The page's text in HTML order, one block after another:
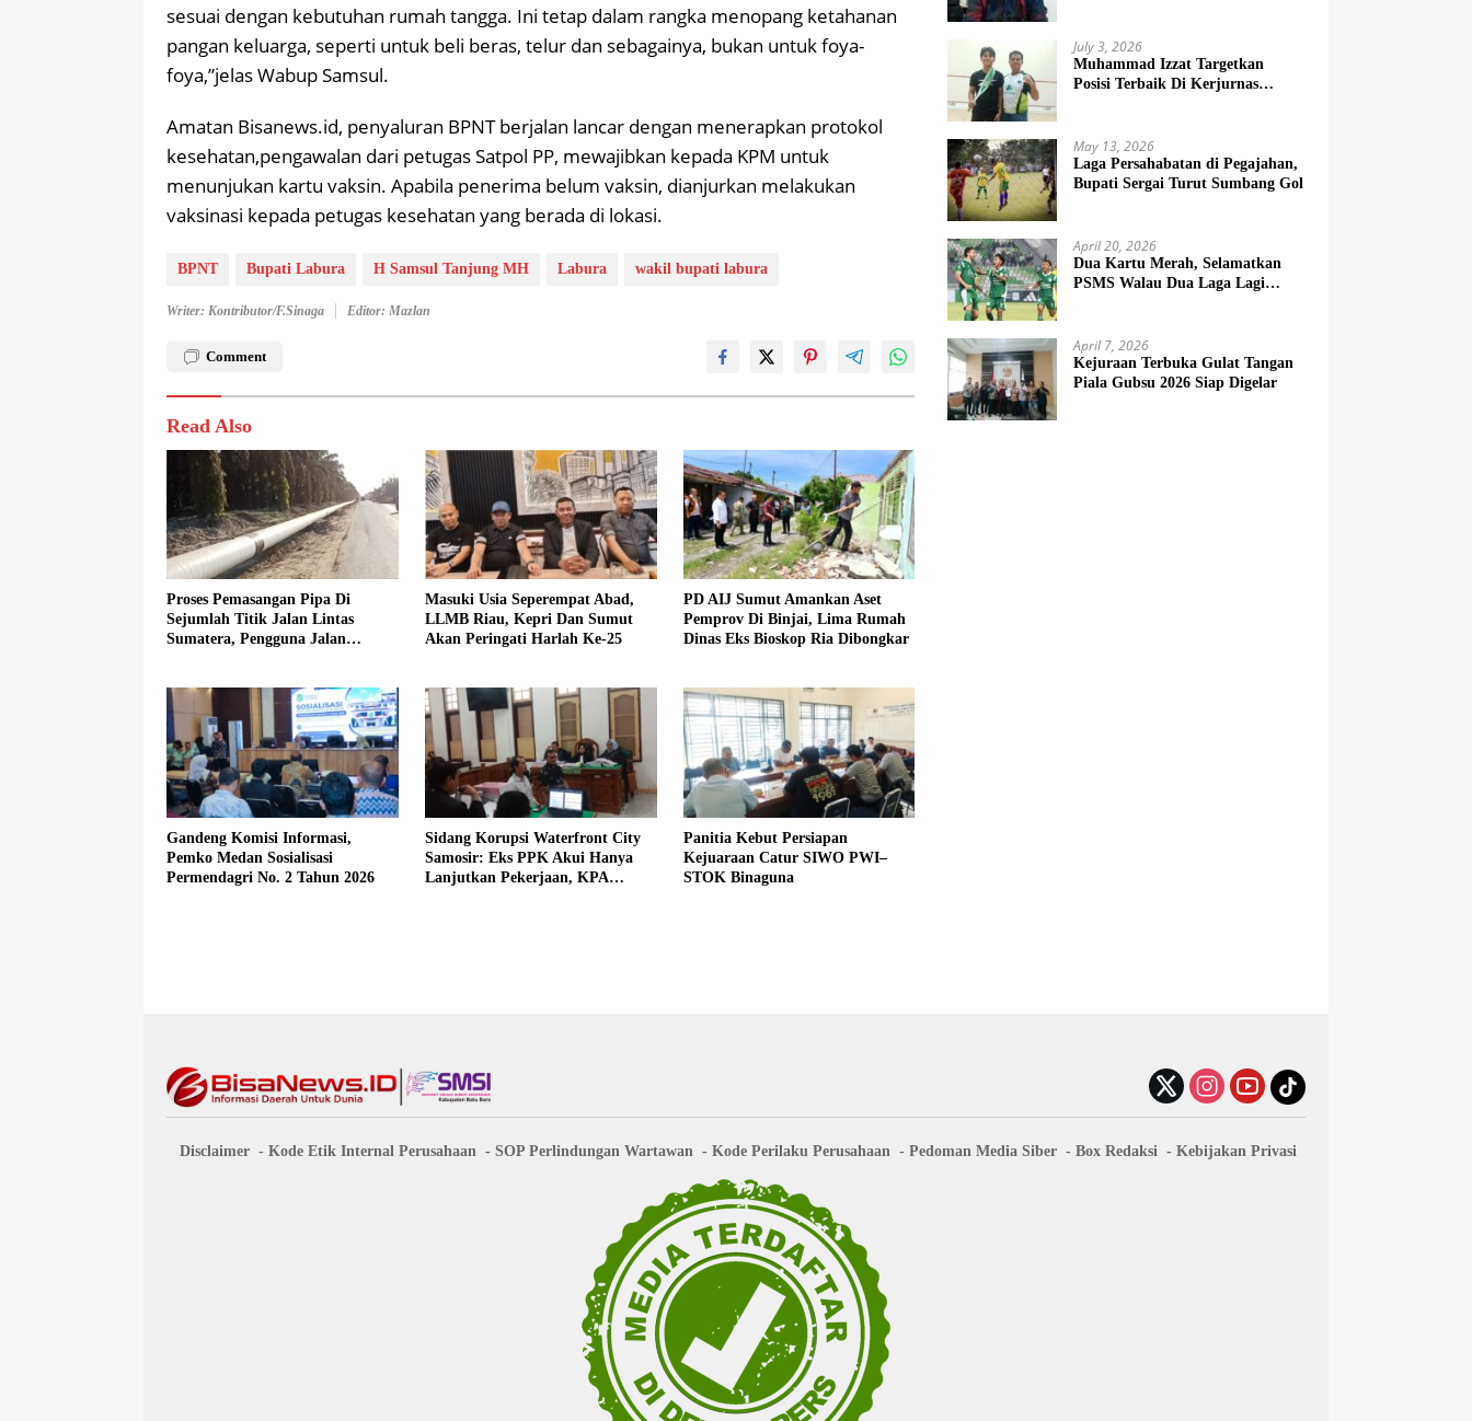
sesuai dengan kebutuhan rumah tangga. Ini tetap dalam rangka menopang ketahanan
pangan keluarga, seperti untuk beli beras, telur dan sebagainya, bukan untuk foya-
foya,”jelas Wabup Samsul.
Amatan Bisanews.id, penyaluran BPNT berjalan lancar dengan menerapkan protokol
kesehatan,pengawalan dari petugas Satpol PP, mewajibkan kepada KPM untuk
menunjukan kartu vaksin. Apabila penerima belum vaksin, dianjurkan melakukan
vaksinasi kepada petugas kesehatan yang berada di lokasi.
BPNT Bupati Labura H Samsul Tanjung MH Labura wakil bupati labura
Writer: Kontributor/F.Sinaga Editor: Mazlan
Comment
Read Also
Proses Pemasangan Pipa Di
Sejumlah Titik Jalan Lintas
Sumatera, Pengguna Jalan
Masuki Usia Seperempat Abad,
LLMB Riau, Kepri Dan Sumut
Akan Peringati Harlah Ke-25
PD AIJ Sumut Amankan Aset
Pemprov Di Binjai, Lima Rumah
Dinas Eks Bioskop Ria Dibongkar
Gandeng Komisi Informasi,
Pemko Medan Sosialisasi
Permendagri No. 2 Tahun 2026
Sidang Korupsi Waterfront City
Samosir: Eks PPK Akui Hanya
Lanjutkan Pekerjaan, KPA
Panitia Kebut Persiapan
Kejuaraan Catur SIWO PWI–
STOK Binaguna
July 3, 2026
Muhammad Izzat Targetkan
Posisi Terbaik Di Kerjurnas
May 13, 2026
Laga Persahabatan di Pegajahan,
Bupati Sergai Turut Sumbang Gol
April 20, 2026
Dua Kartu Merah, Selamatkan
PSMS Walau Dua Laga Lagi
April 7, 2026
Kejuraan Terbuka Gulat Tangan
Piala Gubsu 2026 Siap Digelar
Disclaimer Kode Etik Internal Perusahaan SOP Perlindungan Wartawan Kode Perilaku Perusahaan Pedoman Media Siber Box Redaksi Kebijakan Privasi